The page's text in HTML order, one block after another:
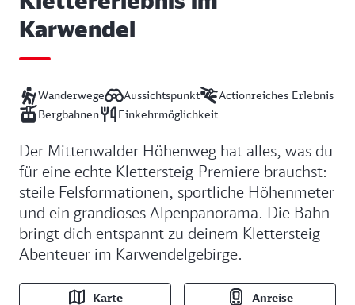
Karwendel
Wanderwege Aussichtspunkt
Actionreiches Erlebnis
Bergbahnen
Einkehrmöglichkeit
Der Mittenwalder Höhenweg hat alles, was du
für eine echte Klettersteig-Premiere brauchst:
steile Felsformationen, sportliche Höhenmeter
und ein grandioses Alpenpanorama. Die Bahn
bringt dich entspannt zu deinem Klettersteig-
Abenteuer im Karwendelgebirge.
Karte Anreise